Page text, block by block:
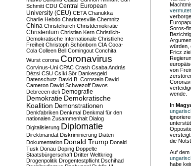
vermutet
Soros-
würden,
Fricz
von
wende.
In
die
Auf dem
habe
Schmitt CDU Central European
University (CEU) CETA Chanukka
Charlie Hebdo Charlottesville Chemnitz
China Christchurch Christdemokratie
Christentum Christian Kern Christlich-
Demokratische Internationale Christliche
Freiheit Christoph Schönborn CIA Coca-
Cola Colleen Bell Comingout Conchita
Wurst corona Coronavirus
Corvinus-Uni CPAC Crash Csaba András
Dézsi CSU Csíki Sör Dankesgeld
Datenschutz David B. Cornstein David
Cameron David Schwezoff Davos
Debrecen defi Demografie
Demokratie Demokratische
Koalition Demonstrationen
Denkfabriken Denkmal Denkmal für den
nationalen Zusammenhalt Dialog
Digitalisierung Diplomatie
Direktmandat Diskriminierung Diäten
Dokumentation Donald Trump Donald
Tusk Donau Doping Doppelte
Staatsbürgerschaft Dritter Weltkrieg
Drogenpolitik Drogentestpflicht Dschihad